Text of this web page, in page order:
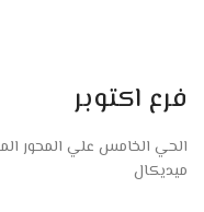
فرع اكتوبر
الحي الخامس علي المحور
ميديكال